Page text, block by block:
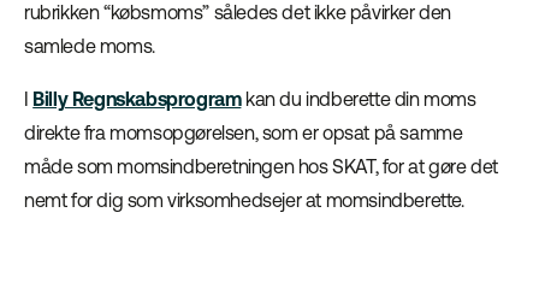
rubrikken “købsmoms” således det ikke påvirker den
samlede moms.
I Billy Regnskabsprogramkan du indberette din moms
direkte fra momsopgørelsen, som er opsat på samme
måde som momsindberetningen hos SKAT, for at gøre det
nemt for dig som virksomhedsejer at momsindberette.